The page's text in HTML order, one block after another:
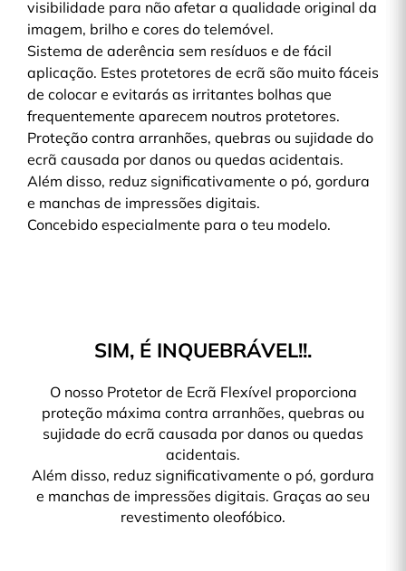
visibilidade para não afetar a qualidade original da
imagem, brilho e cores do telemóvel.
Sistema de aderência sem resíduos e de fácil
aplicação. Estes protetores de ecrã são muito fáceis
de colocar e evitarás as irritantes bolhas que
frequentemente aparecem noutros protetores.
Proteção contra arranhões, quebras ou sujidade do
ecrã causada por danos ou quedas acidentais.
Além disso, reduz significativamente o pó, gordura
e manchas de impressões digitais.
Concebido especialmente para o teu modelo.
SIM, É INQUEBRÁVEL!!.
O nosso Protetor de Ecrã Flexível proporciona
proteção máxima contra arranhões, quebras ou
sujidade do ecrã causada por danos ou quedas
acidentais.
Além disso, reduz significativamente o pó, gordura
e manchas de impressões digitais. Graças ao seu
revestimento oleofóbico.